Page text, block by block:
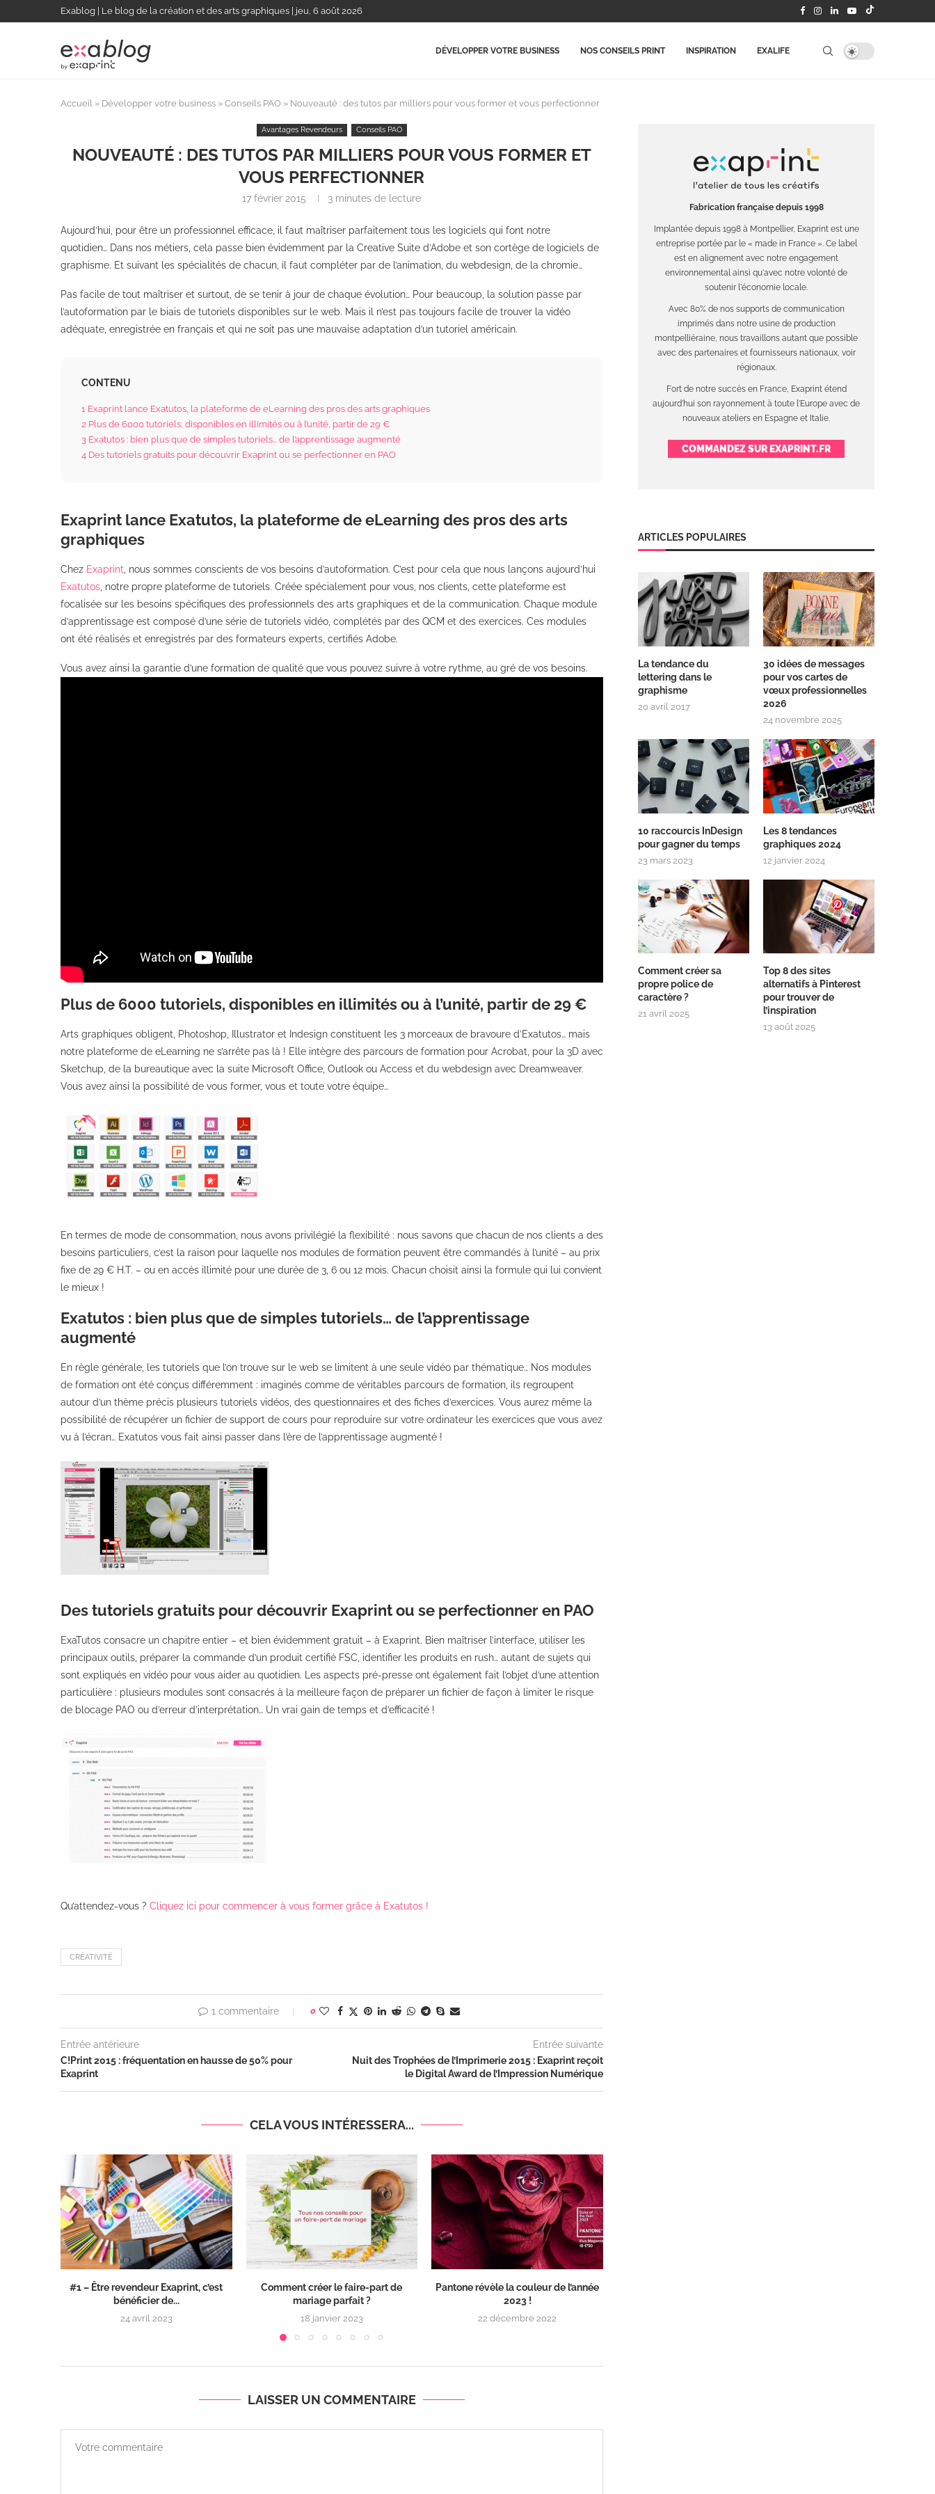
Exablog | Le blog de la création et des arts graphiques | jeu, 6 août 2026
DÉVELOPPER VOTRE BUSINESS NOS CONSEILS PRINT INSPIRATION EXALIFE
Accueil » Développer votre business » Conseils PAO » Nouveauté : des tutos par milliers pour vous former et vous perfectionner
Avantages Revendeurs Conseils PAO
NOUVEAUTÉ : DES TUTOS PAR MILLIERS POUR VOUS FORMER ET
VOUS PERFECTIONNER
17 février 2015 3 minutes de lecture
Aujourd’hui, pour être un professionnel efficace, il faut maîtriser parfaitement tous les logiciels qui font notre
quotidien… Dans nos métiers, cela passe bien évidemment par la Creative Suite d’Adobe et son cortège de logiciels de
graphisme. Et suivant les spécialités de chacun, il faut compléter par de l’animation, du webdesign, de la chromie…
Pas facile de tout maîtriser et surtout, de se tenir à jour de chaque évolution… Pour beaucoup, la solution passe par
l’autoformation par le biais de tutoriels disponibles sur le web. Mais il n’est pas toujours facile de trouver la vidéo
adéquate, enregistrée en français et qui ne soit pas une mauvaise adaptation d’un tutoriel américain.
CONTENU
1 Exaprint lance Exatutos, la plateforme de eLearning des pros des arts graphiques
2 Plus de 6000 tutoriels, disponibles en illimités ou à l’unité, partir de 29 €
3 Exatutos : bien plus que de simples tutoriels… de l’apprentissage augmenté
4 Des tutoriels gratuits pour découvrir Exaprint ou se perfectionner en PAO
Exaprint lance Exatutos, la plateforme de eLearning des pros des arts
graphiques
Chez Exaprint, nous sommes conscients de vos besoins d’autoformation. C’est pour cela que nous lançons aujourd’hui
Exatutos, notre propre plateforme de tutoriels. Créée spécialement pour vous, nos clients, cette plateforme est
focalisée sur les besoins spécifiques des professionnels des arts graphiques et de la communication. Chaque module
d’apprentissage est composé d’une série de tutoriels vidéo, complétés par des QCM et des exercices. Ces modules
ont été réalisés et enregistrés par des formateurs experts, certifiés Adobe.
Vous avez ainsi la garantie d’une formation de qualité que vous pouvez suivre à votre rythme, au gré de vos besoins.
Plus de 6000 tutoriels, disponibles en illimités ou à l’unité, partir de 29 €
Arts graphiques obligent, Photoshop, Illustrator et Indesign constituent les 3 morceaux de bravoure d’Exatutos… mais
notre plateforme de eLearning ne s’arrête pas là ! Elle intègre des parcours de formation pour Acrobat, pour la 3D avec
Sketchup, de la bureautique avec la suite Microsoft Office, Outlook ou Access et du webdesign avec Dreamweaver.
Vous avez ainsi la possibilité de vous former, vous et toute votre équipe…
En termes de mode de consommation, nous avons privilégié la flexibilité : nous savons que chacun de nos clients a des
besoins particuliers, c’est la raison pour laquelle nos modules de formation peuvent être commandés à l’unité – au prix
fixe de 29 € H.T. – ou en accès illimité pour une durée de 3, 6 ou 12 mois. Chacun choisit ainsi la formule qui lui convient
le mieux !
Exatutos : bien plus que de simples tutoriels… de l’apprentissage
augmenté
En règle générale, les tutoriels que l’on trouve sur le web se limitent à une seule vidéo par thématique… Nos modules
de formation ont été conçus différemment : imaginés comme de véritables parcours de formation, ils regroupent
autour d’un thème précis plusieurs tutoriels vidéos, des questionnaires et des fiches d’exercices. Vous aurez même la
possibilité de récupérer un fichier de support de cours pour reproduire sur votre ordinateur les exercices que vous avez
vu à l’écran… Exatutos vous fait ainsi passer dans l’ère de l’apprentissage augmenté !
Des tutoriels gratuits pour découvrir Exaprint ou se perfectionner en PAO
ExaTutos consacre un chapitre entier – et bien évidemment gratuit – à Exaprint. Bien maîtriser l’interface, utiliser les
principaux outils, préparer la commande d’un produit certifié FSC, identifier les produits en rush… autant de sujets qui
sont expliqués en vidéo pour vous aider au quotidien. Les aspects pré-presse ont également fait l’objet d’une attention
particulière : plusieurs modules sont consacrés à la meilleure façon de préparer un fichier de façon à limiter le risque
de blocage PAO ou d’erreur d’interprétation… Un vrai gain de temps et d’efficacité !
Qu’attendez-vous ? Cliquez ici pour commencer à vous former grâce à Exatutos !
CRÉATIVITÉ
1 commentaire 0
Entrée antérieure
C!Print 2015 : fréquentation en hausse de 50% pour
Exaprint
Entrée suivante
Nuit des Trophées de l’Imprimerie 2015 : Exaprint reçoit
le Digital Award de l’Impression Numérique
CELA VOUS INTÉRESSERA...
#1 – Être revendeur Exaprint, c’est
bénéficier de...
24 avril 2023
Comment créer le faire-part de
mariage parfait ?
18 janvier 2023
Pantone révèle la couleur de l’année
2023 !
22 décembre 2022
LAISSER UN COMMENTAIRE
Fabrication française depuis 1998
Implantée depuis 1998 à Montpellier, Exaprint est une
entreprise portée par le « made in France ». Ce label
est en alignement avec notre engagement
environnemental ainsi qu'avec notre volonté de
soutenir l'économie locale.
Avec 80% de nos supports de communication
imprimés dans notre usine de production
montpelliéraine, nous travaillons autant que possible
avec des partenaires et fournisseurs nationaux, voir
régionaux.
Fort de notre succès en France, Exaprint étend
aujourd'hui son rayonnement à toute l'Europe avec de
nouveaux ateliers en Espagne et Italie.
COMMANDEZ SUR EXAPRINT.FR
ARTICLES POPULAIRES
La tendance du
lettering dans le
graphisme
20 avril 2017
30 idées de messages
pour vos cartes de
vœux professionnelles
2026
24 novembre 2025
10 raccourcis InDesign
pour gagner du temps
23 mars 2023
Les 8 tendances
graphiques 2024
12 janvier 2024
Comment créer sa
propre police de
caractère ?
21 avril 2025
Top 8 des sites
alternatifs à Pinterest
pour trouver de
l’inspiration
13 août 2025